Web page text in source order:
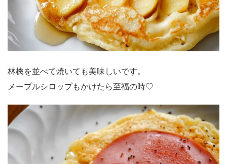
林檎を並べて焼いても美味しいです。
メープルシロップもかけたら至福の時♡